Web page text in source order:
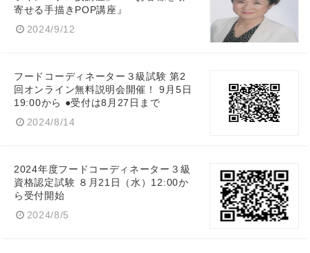
寄せる手描きPOP講座』
2024/9/12
フードコーディネーター３級試験 第2
回オンライン無料説明会開催！ 9月5日
19:00から ●受付は8月27日まで
2024/8/14
2024年度フードコーディネーター３級
資格認定試験 ８月21日（水）12:00か
ら受付開始
2024/8/5